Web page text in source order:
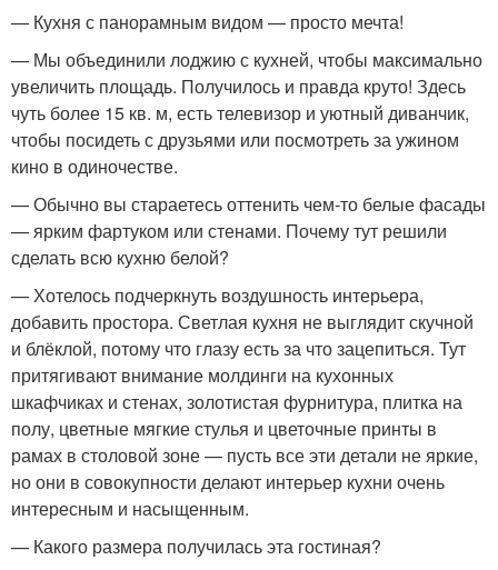
— Кухня с панорамным видом — просто мечта!
— Мы объединили лоджию с кухней, чтобы максимально
увеличить площадь. Получилось и правда круто! Здесь
чуть более 15 кв. м, есть телевизор и уютный диванчик,
чтобы посидеть с друзьями или посмотреть за ужином
кино в одиночестве.
— Обычно вы стараетесь оттенить чем-то белые фасады
— ярким фартуком или стенами. Почему тут решили
сделать всю кухню белой?
— Хотелось подчеркнуть воздушность интерьера,
добавить простора. Светлая кухня не выглядит скучной
и блёклой, потому что глазу есть за что зацепиться. Тут
притягивают внимание молдинги на кухонных
шкафчиках и стенах, золотистая фурнитура, плитка на
полу, цветные мягкие стулья и цветочные принты в
рамах в столовой зоне — пусть все эти детали не яркие,
но они в совокупности делают интерьер кухни очень
интересным и насыщенным.
— Какого размера получилась эта гостиная?